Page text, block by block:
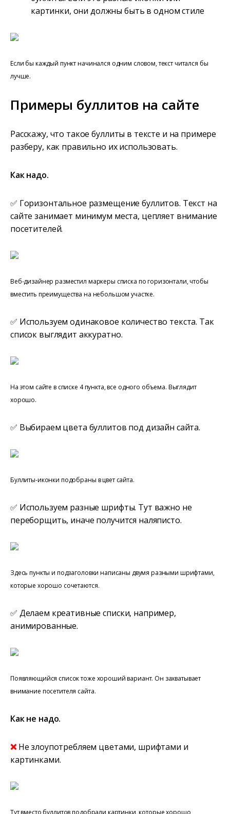
картинки, они должны быть в одном стиле
Если бы каждый пункт начинался одним словом, текст читался бы
лучше.
Примеры буллитов на сайте
Расскажу, что такое буллиты в тексте и на примере
разберу, как правильно их использовать.
Как надо.
✅ Горизонтальное размещение буллитов. Текст на
сайте занимает минимум места, цепляет внимание
посетителей.
Веб-дизайнер разместил маркеры списка по горизонтали, чтобы
вместить преимущества на небольшом участке.
✅ Используем одинаковое количество текста. Так
список выглядит аккуратно.
На этом сайте в списке 4 пункта, все одного объема. Выглядит
хорошо.
✅ Выбираем цвета буллитов под дизайн сайта.
Буллиты-иконки подобраны в цвет сайта.
✅ Используем разные шрифты. Тут важно не
переборщить, иначе получится наляписто.
Здесь пункты и подзаголовки написаны двумя разными шрифтами,
которые хорошо сочетаются.
✅ Делаем креативные списки, например,
анимированные.
Появляющийся список тоже хороший вариант. Он захватывает
внимание посетителя сайта.
Как не надо.
❌Не злоупотребляем цветами, шрифтами и
картинками.